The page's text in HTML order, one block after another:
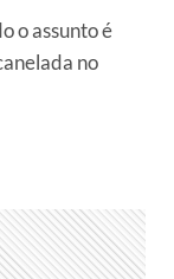
o assunto é
no